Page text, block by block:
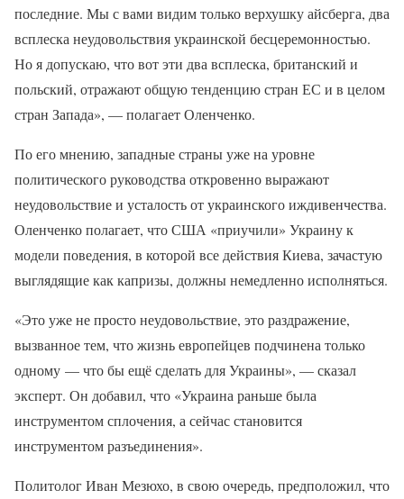
последние. Мы с вами видим только верхушку айсберга, два
всплеска неудовольствия украинской бесцеремонностью.
Но я допускаю, что вот эти два всплеска, британский и
польский, отражают общую тенденцию стран ЕС и в целом
стран Запада», — полагает Оленченко.
По его мнению, западные страны уже на уровне
политического руководства откровенно выражают
неудовольствие и усталость от украинского иждивенчества.
Оленченко полагает, что США «приучили» Украину к
модели поведения, в которой все действия Киева, зачастую
выглядящие как капризы, должны немедленно исполняться.
«Это уже не просто неудовольствие, это раздражение,
вызванное тем, что жизнь европейцев подчинена только
одному — что бы ещё сделать для Украины», — сказал
эксперт. Он добавил, что «Украина раньше была
инструментом сплочения, а сейчас становится
инструментом разъединения».
Политолог Иван Мезюхо, в свою очередь, предположил, что